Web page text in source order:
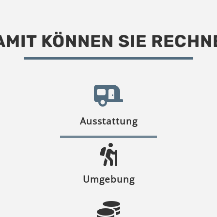
KÖNNEN SIE
Ausstattung
Umgebung